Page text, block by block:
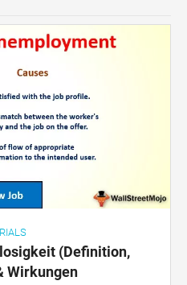
(Definition,
Wirkungen